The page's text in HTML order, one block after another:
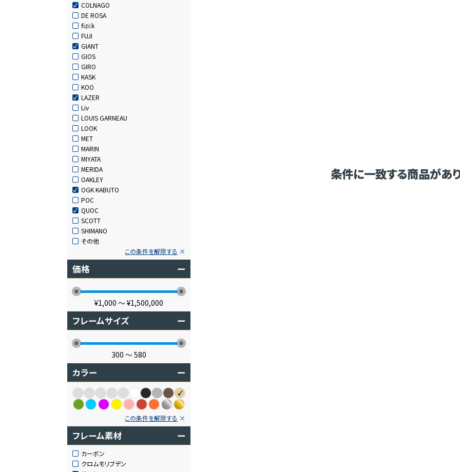
COLNAGO
DE ROSA
fizi:k
FUJI
GIANT
GIOS
GIRO
KASK
KOO
LAZER
Liv
LOUIS GARNEAU
LOOK
MET
MARIN
MIYATA
MERIDA
OAKLEY
OGK KABUTO
POC
QUOC
SCOTT
SHIMANO
その他
この条件を解除する
価格 ー
¥1,000 〜¥1,500,000
フレームサイズ ー
300 〜580
カラー ー
この条件を解除する
フレーム素材 ー
カーボン
クロムモリブデン
条件に一致する商品があ